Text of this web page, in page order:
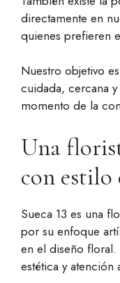
directamente en
quienes prefieren
Nuestro objetivo
cuidada, cercana
momento de la
Una
con estilo
Sueca 13 es una
por su enfoque
en el diseño floral.
estética y atención